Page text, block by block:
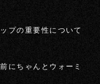
プの重要性について
にちゃんとウォーミ